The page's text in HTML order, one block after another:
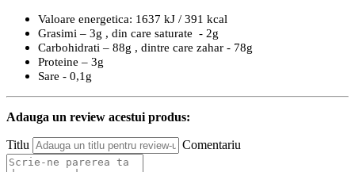
Valoare energetica: 1637 kJ / 391 kcal
Grasimi – 3g , din care saturate - 2g
Carbohidrati – 88g , dintre care zahar - 78g
Proteine – 3g
Sare - 0,1g
Adauga un review acestui produs:
Titlu Comentariu